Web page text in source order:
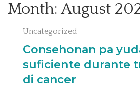
Month:August
Uncategorized
Consehonan pa
suficiente durante
di cancer